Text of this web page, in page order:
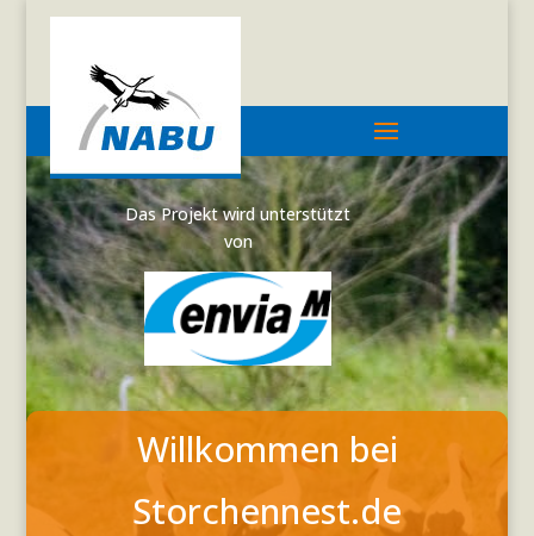
Das Projekt wird unterstützt
von
Willkommen bei
Storchennest.de